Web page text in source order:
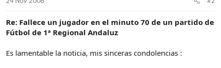
Re: Fallece un jugador en el minuto 70 de un partido de
Fútbol de 1ª Regional Andaluz
Es lamentable la noticia, mis sinceras condolencias :